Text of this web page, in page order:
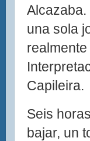
una sola
Capileira.
Seis
bajar, un